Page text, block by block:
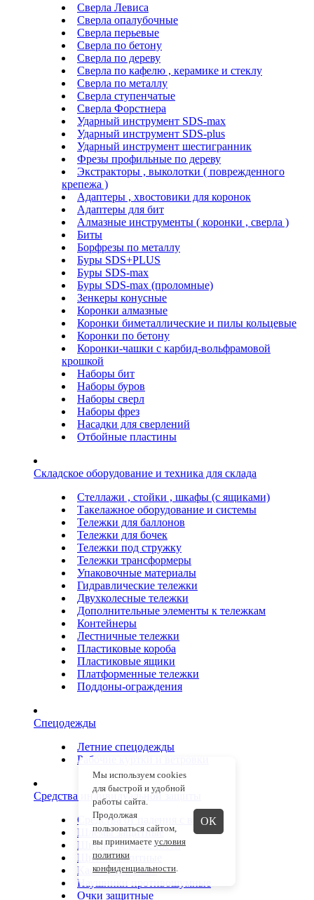
Сверла Левиса
Сверла опалубочные
Сверла перьевые
Сверла по бетону
Сверла по дереву
Сверла по кафелю , керамике и стеклу
Сверла по металлу
Сверла ступенчатые
Сверла Форстнера
Ударный инструмент SDS-max
Ударный инструмент SDS-plus
Ударный инструмент шестигранник
Фрезы профильные по дереву
Экстракторы , выколотки ( поврежденного
крепежа )
Адаптеры , хвостовики для коронок
Адаптеры для бит
Алмазные инструменты ( коронки , сверла )
Биты
Борфрезы по металлу
Буры SDS+PLUS
Буры SDS-max
Буры SDS-max (проломные)
Зенкеры конусные
Коронки алмазные
Коронки биметаллические и пилы кольцевые
Коронки по бетону
Коронки-чашки с карбид-вольфрамовой
крошкой
Наборы бит
Наборы буров
Наборы сверл
Наборы фрез
Насадки для сверлений
Отбойные пластины
Складское оборудование и техника для склада
Стеллажи , стойки , шкафы (с ящиками)
Такелажное оборудование и системы
Тележки для баллонов
Тележки для бочек
Тележки под стружку
Тележки трансформеры
Упаковочные материалы
Гидравлические тележки
Двухколесные тележки
Дополнительные элементы к тележкам
Контейнеры
Лестничные тележки
Пластиковые короба
Пластиковые ящики
Платформенные тележки
Поддоны-ограждения
Спецодежды
Летние спецодежды
Рабочие куртки и ветровки
Средства индивидуальной защиты
Средства от падения с высоты
Шлемы защитные
Шнуры безопасности
Щитки защитные
Каски защитные
Наушники противошумные
Очки защитные
Мы используем cookies
для быстрой и удобной
работы сайта.
Продолжая
пользоваться сайтом,
вы принимаете условия
политики
конфиденциальности.
ОК